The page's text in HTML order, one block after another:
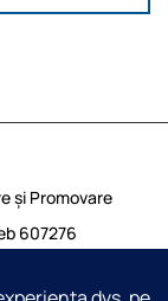
și Promovare
607276